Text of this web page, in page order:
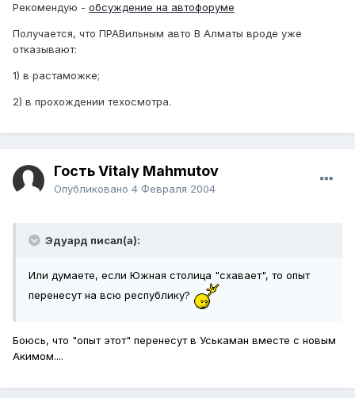
Рекомендую - обсуждение на автофоруме
Получается, что ПРАВильным авто В Алматы вроде уже
отказывают:
1) в растаможке;
2) в прохождении техосмотра.
Гость Vitaly Mahmutov
Опубликовано 4 Февраля 2004
Эдуард писал(а):
Или думаете, если Южная столица "схавает", то опыт
перенесут на всю республику?
Боюсь, что "опыт этот" перенесут в Уськаман вместе с новым
Акимом....